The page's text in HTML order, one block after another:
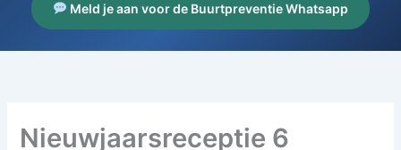
Meld je aan voor de Buurtpreventie Whatsapp
Nieuwjaarsreceptie 6